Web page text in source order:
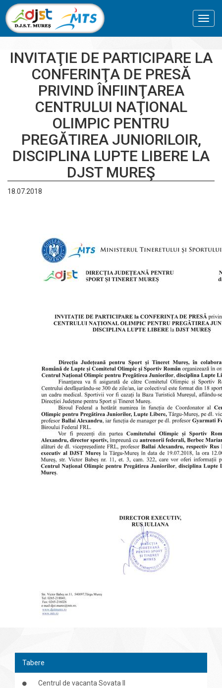
INVITAŢIE DE PARTICIPARE LA
CONFERINŢA DE PRESĂ
PRIVIND ÎNFIINŢAREA
CENTRULUI NAŢIONAL
OLIMPIC PENTRU
PREGĂTIREA JUNIORILOIR,
DISCIPLINA LUPTE LIBERE LA
DJST MUREŞ
18.07.2018
Tabere
Centrul de vacanta Sovata II